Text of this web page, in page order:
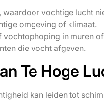
waardoor vochtige lucht
omgeving of klimaat.
vochtophoping in muren
die vocht afgeven.
Te Hoge
kan leiden tot